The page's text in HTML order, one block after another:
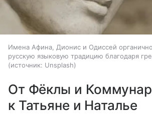
Имена Афина, Дионис и Одиссей
русскую языковую традицию благодаря
источник: Unsplash
От Фёклы и
к Татьяне и Наталье